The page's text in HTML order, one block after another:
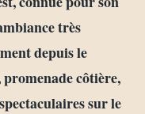
très
depuis le
promenade côtière,
sur le